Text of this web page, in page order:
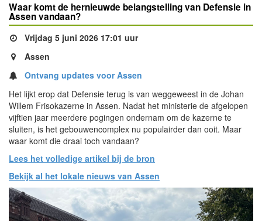
Waar komt de hernieuwde belangstelling van Defensie in
Assen vandaan?
Vrijdag 5 juni 2026 17:01 uur
Assen
Ontvang updates voor Assen
Het lijkt erop dat Defensie terug is van weggeweest in de Johan
Willem Frisokazerne in Assen. Nadat het ministerie de afgelopen
vijftien jaar meerdere pogingen ondernam om de kazerne te
sluiten, is het gebouwencomplex nu populairder dan ooit. Maar
waar komt die draai toch vandaan?
Lees het volledige artikel bij de bron
Bekijk al het lokale nieuws van Assen